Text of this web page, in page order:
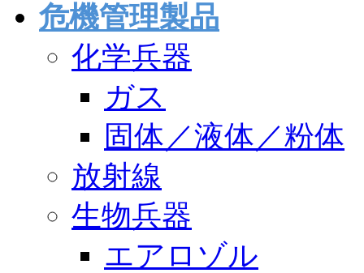
危機管理製品
化学兵器
ガス
固体／液体／粉体
放射線
生物兵器
エアロゾル